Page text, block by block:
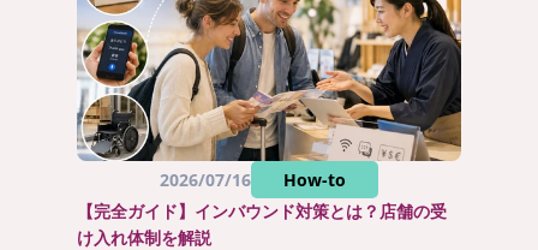
2026/07/16
How-to
【完全ガイド】インバウンド対策とは？店舗の受
け入れ体制を解説